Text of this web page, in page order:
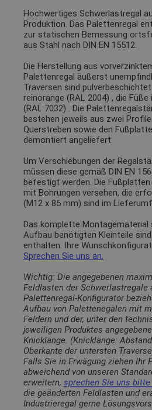
Hochwertiges Schwerlastregal
Produktion. Das Palettenregal
zur statischen Bemessung
aus Stahl nach DIN EN 15512.
Die Herstellung aus
Palettenregal äußerst
Traversen sind
reinorange (RAL 2004) , die Füße
(RAL 7032) . Die
bestehen jeweils aus zwei
Querstreben sowie den
demontiert angeliefert.
Um Verschiebungen der
müssen diese gemäß DIN EN
befestigt werden. Die
mit Bohrungen versehen, die
(M12 x 85 mm) sind im
Das komplette Montagematerial
Aufbau benötigten Kleinteile
enthalten. Ihre
Sprechen Sie uns an.
Wichtig: Die angegebenen
Feldlasten der Schwerlastregale
Palettenregal-Konfigurator
Aufbau von Palettenegalen mit
Feldern und der, unter den
jeweiligen Produktes
Knicklänge. (Knicklänge:
Oberkante der untersten
Falls Sie in Erwägung ziehen Ihr
abweichend von unseren
erweitern, sprechen Sie uns bitte
die geänderten Feldlasten und
Industrieregal gerne